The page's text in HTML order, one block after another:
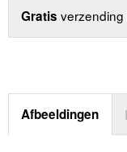
Gratis
Afbeeldingen